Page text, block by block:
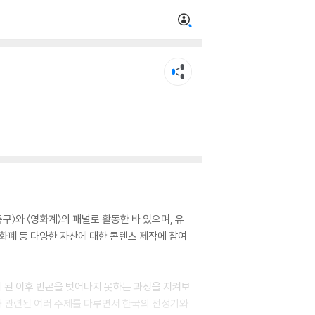
와 〈영화계〉의 패널로 활동한 바 있으며, 유
폐 등 다양한 자산에 대한 콘텐츠 제작에 참여
이후 빈곤을 벗어나지 못하는 과정을 지켜보
련된 여러 주제를 다루면서 한국의 전성기와